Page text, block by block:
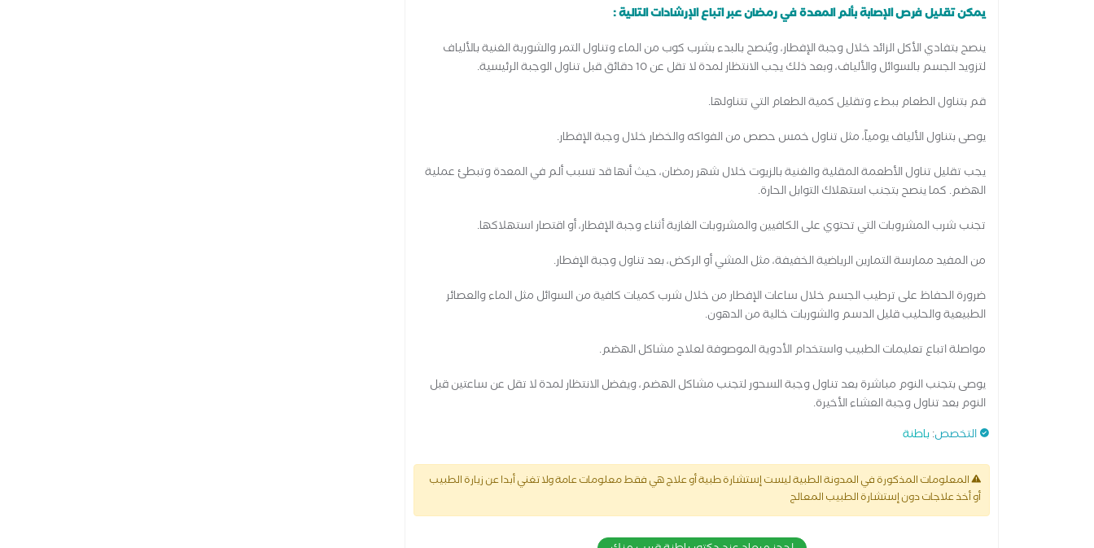
يمكن تقليل فرص الإصابة بألم المعدة في رمضان عبر اتباع الإرشادات التالية :
ينصح بتفادي الأكل الزائد خلال وجبة الإفطار، ويُنصح بالبدء بشرب كوب من الماء وتناول التمر والشوربة الغنية بالألياف
لتزويد الجسم بالسوائل والألياف، وبعد ذلك يجب الانتظار لمدة لا تقل عن 10 دقائق قبل تناول الوجبة الرئيسية.
قم بتناول الطعام ببطء وتقليل كمية الطعام التي تتناولها.
يوصى بتناول الألياف يومياً، مثل تناول خمس حصص من الفواكه والخضار خلال وجبة الإفطار.
يجب تقليل تناول الأطعمة المقلية والغنية بالزيوت خلال شهر رمضان، حيث أنها قد تسبب ألم في المعدة وتبطئ عملية
الهضم. كما ينصح بتجنب استهلاك التوابل الحارة.
تجنب شرب المشروبات التي تحتوي على الكافيين والمشروبات الغازية أثناء وجبة الإفطار، أو اقتصار استهلاكها.
من المفيد ممارسة التمارين الرياضية الخفيفة، مثل المشي أو الركض، بعد تناول وجبة الإفطار.
ضرورة الحفاظ على ترطيب الجسم خلال ساعات الإفطار من خلال شرب كميات كافية من السوائل مثل الماء والعصائر
الطبيعية والحليب قليل الدسم والشوربات خالية من الدهون.
مواصلة اتباع تعليمات الطبيب واستخدام الأدوية الموصوفة لعلاج مشاكل الهضم.
يوصى بتجنب النوم مباشرة بعد تناول وجبة السحور لتجنب مشاكل الهضم، ويفضل الانتظار لمدة لا تقل عن ساعتين قبل
النوم بعد تناول وجبة العشاء الأخيرة.
التخصص:باطنة
المعلومات المذكورة في المدونة الطبية ليست إستشارة طبية أو علاج هي فقط معلومات عامة ولا تغني أبدا عن زيارة الطبيب
أو أخذ علاجات دون إستشارة الطبيب المعالج